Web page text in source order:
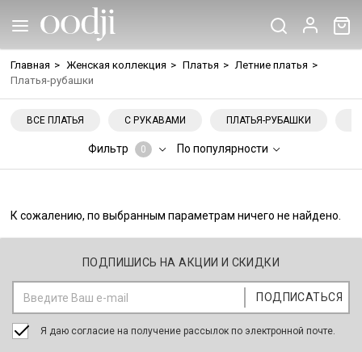
Главная > Женская коллекция > Платья > Летние платья >
Платья-рубашки
ВСЕ ПЛАТЬЯ С РУКАВАМИ ПЛАТЬЯ-РУБАШКИ
Фильтр 0 По популярности
К сожалению, по выбранным параметрам ничего не найдено.
ПОДПИШИСЬ НА АКЦИИ И СКИДКИ
Я даю согласие на получение рассылок по электронной почте.